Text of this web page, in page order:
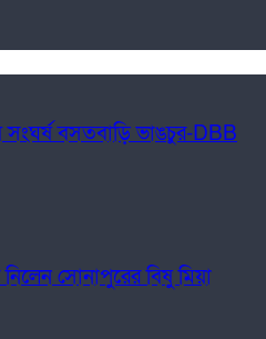
সংঘর্ষ বসতবাড়ি ভাঙচুর-DBB
সোনাপুরের বিষু মিয়া